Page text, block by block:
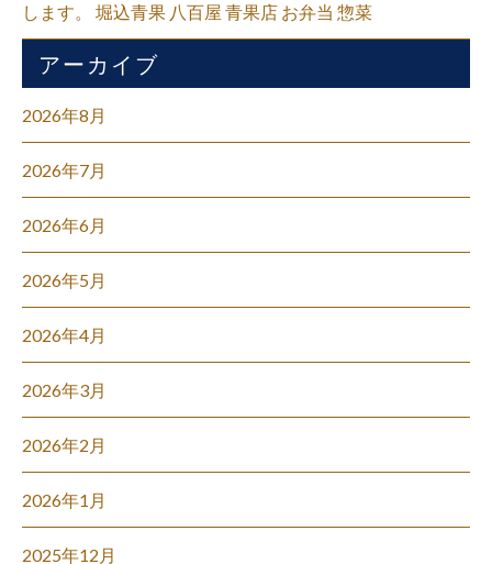
します。 堀込青果 八百屋 青果店 お弁当 惣菜
アーカイブ
2026年8月
2026年7月
2026年6月
2026年5月
2026年4月
2026年3月
2026年2月
2026年1月
2025年12月